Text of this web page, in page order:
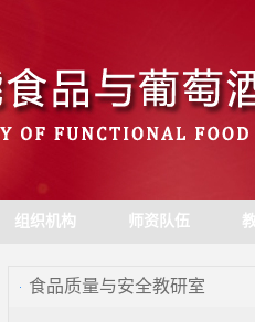
组织机构 师资队伍
食品质量与安全教研室